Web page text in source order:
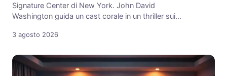
Signature Center di New York. John David
Washington guida un cast corale in un thriller sui…
3 agosto 2026